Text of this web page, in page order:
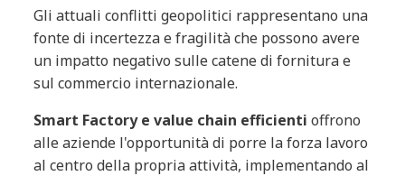
Gli attuali conflitti geopolitici rappresentano una
fonte di incertezza e fragilità che possono avere
un impatto negativo sulle catene di fornitura e
sul commercio internazionale.
Smart Factory e value chain efficientioffrono
alle aziende l'opportunità di porre la forza lavoro
al centro della propria attività, implementando al